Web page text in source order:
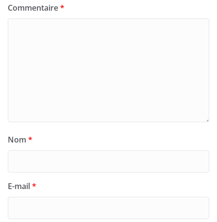
Commentaire*
Nom *
E-mail*